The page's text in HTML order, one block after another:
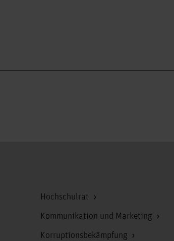
Hochschulrat
Kommunikation und Marketing
Korruptionsbekämpfung